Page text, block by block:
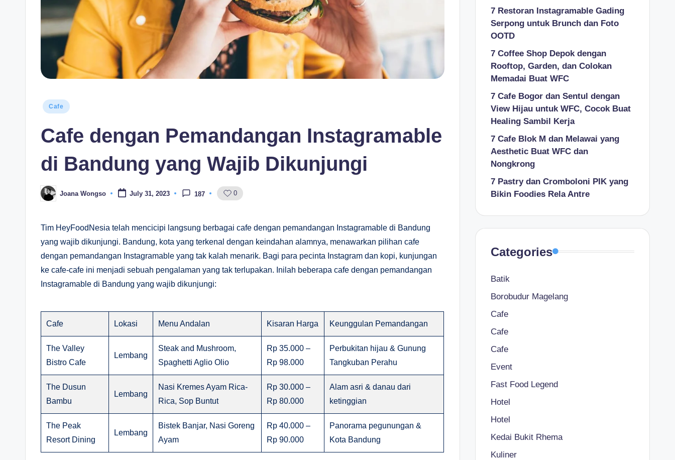
Posted
Cafe
Cafe dengan Pemandangan Instagramable
di Bandung yang Wajib Dikunjungi
Posted
by
Joana Wongso July 31, 2023 187 0
Tim HeyFoodNesia telah mencicipi langsung berbagai cafe dengan pemandangan Instagramable di Bandung
yang wajib dikunjungi. Bandung, kota yang terkenal dengan keindahan alamnya, menawarkan pilihan cafe
dengan pemandangan Instagramable yang tak kalah menarik. Bagi para pecinta Instagram dan kopi, kunjungan
ke cafe-cafe ini menjadi sebuah pengalaman yang tak terlupakan. Inilah beberapa cafe dengan pemandangan
Instagramable di Bandung yang wajib dikunjungi:
Cafe Lokasi Menu Andalan Kisaran Harga Keunggulan Pemandangan
The Valley
Bistro Cafe
Lembang
Steak and Mushroom,
Spaghetti Aglio Olio
Rp 35.000 –
Rp 98.000
Perbukitan hijau & Gunung
Tangkuban Perahu
The Dusun
Bambu
Lembang
Nasi Kremes Ayam Rica-
Rica, Sop Buntut
Rp 30.000 –
Rp 80.000
Alam asri & danau dari
ketinggian
The Peak
Resort Dining
Lembang
Bistek Banjar, Nasi Goreng
Ayam
Rp 40.000 –
Rp 90.000
Panorama pegunungan &
Kota Bandung
7 Restoran Instagramable Gading
Serpong untuk Brunch dan Foto
OOTD
7 Coffee Shop Depok dengan
Rooftop, Garden, dan Colokan
Memadai Buat WFC
7 Cafe Bogor dan Sentul dengan
View Hijau untuk WFC, Cocok Buat
Healing Sambil Kerja
7 Cafe Blok M dan Melawai yang
Aesthetic Buat WFC dan
Nongkrong
7 Pastry dan Cromboloni PIK yang
Bikin Foodies Rela Antre
Categories
Batik
Borobudur Magelang
Cafe
Cafe
Cafe
Event
Fast Food Legend
Hotel
Hotel
Kedai Bukit Rhema
Kuliner